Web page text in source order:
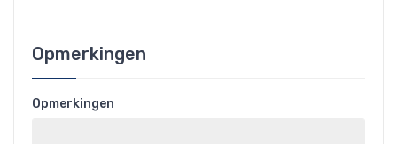
Opmerkingen
Opmerkingen